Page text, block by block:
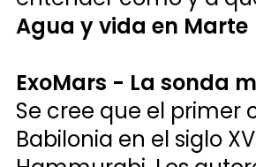
Agua y vida en Marte
ExoMars - La sonda
Se cree que el primer
Babilonia en el siglo